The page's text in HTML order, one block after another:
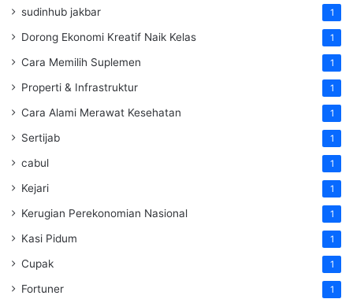
sudinhub jakbar 1
Dorong Ekonomi Kreatif Naik Kelas 1
Cara Memilih Suplemen 1
Properti & Infrastruktur 1
Cara Alami Merawat Kesehatan 1
Sertijab 1
cabul 1
Kejari 1
Kerugian Perekonomian Nasional 1
Kasi Pidum 1
Cupak 1
Fortuner 1